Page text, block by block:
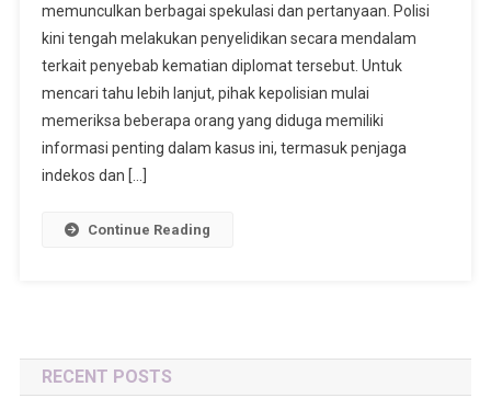
memunculkan berbagai spekulasi dan pertanyaan. Polisi
kini tengah melakukan penyelidikan secara mendalam
terkait penyebab kematian diplomat tersebut. Untuk
mencari tahu lebih lanjut, pihak kepolisian mulai
memeriksa beberapa orang yang diduga memiliki
informasi penting dalam kasus ini, termasuk penjaga
indekos dan […]
Continue Reading
RECENT POSTS